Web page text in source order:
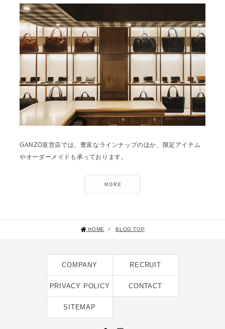
GANZO直営店では、豊富なラインナップのほか、限定アイテム
やオーダーメイドも承っております。
HOME / BLOG TOP
COMPANY RECRUIT
PRIVACY POLICY CONTACT
SITEMAP